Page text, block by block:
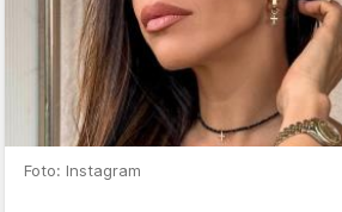
Foto: Instagram